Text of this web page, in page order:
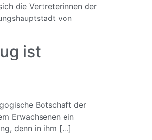
die Vertreterinnen der
von
ist
Botschaft der
Erwachsenen ein
denn in ihm […]